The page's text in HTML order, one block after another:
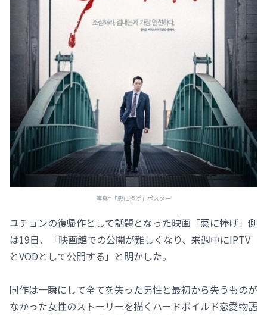
写真=「悪に捧げ」ポスター
ユチョンの復帰作として話題となった映画「悪に捧げ」側
は19日、「映画館での公開が難しくなり、来週中にIPTV
とVODとして公開する」と明かした。
同作は一瞬にして全てを失った男性と最初から失うものが
なかった女性のストーリーを描くハードボイルド恋愛物語